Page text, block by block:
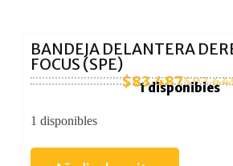
BANDEJA DELANTERA
FOCUS (SPE)
$
$83.487
1 disponibles
1 disponibles